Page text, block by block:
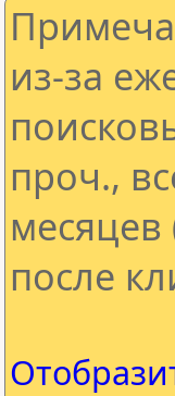
из-за
проч.,
после